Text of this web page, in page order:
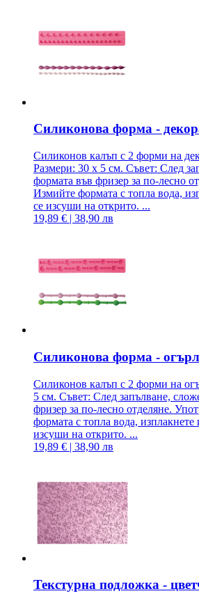
Силиконова форма -
Силиконов калъп с 2 форми на
Размери: 30 х 5 см. Съвет: След
формата във фризер за по-лесно
Измийте формата с топла вода,
се изсуши на открито. ...
19,89 € | 38,90 лв
Силиконова форма -
Силиконов калъп с 2 форми на
5 см. Съвет: След запълване,
фризер за по-лесно отделяне.
формата с топла вода, изплакнете
изсуши на открито. ...
19,89 € | 38,90 лв
Текстурна подложка -